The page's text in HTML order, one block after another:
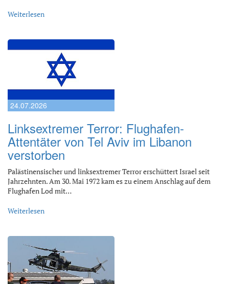
Weiterlesen
24.07.2026
Linksextremer Terror: Flughafen-
Attentäter von Tel Aviv im Libanon
verstorben
Palästinensischer und linksextremer Terror erschüttert Israel seit
Jahrzehnten. Am 30. Mai 1972 kam es zu einem Anschlag auf dem
Flughafen Lod mit…
Weiterlesen